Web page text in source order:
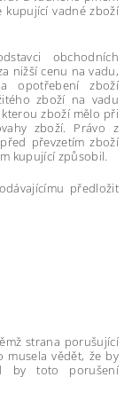
vadné zboží
obchodních
nižší cenu na vadu,
opotřebení zboží
zboží na vadu
zboží mělo při
zboží. Právo z
převzetím zboží
kupující způsobil.
předložit
strana porušující
musela vědět, že by
by toto porušení